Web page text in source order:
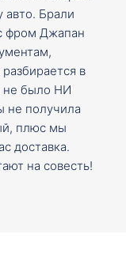
авто. Брали
фром Джапан
в
не было НИ
не получила
плюс мы
доставка.
на совесть!